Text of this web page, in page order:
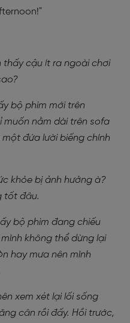
thấy cậu ít ra ngoài chơi
bộ phim mới trên
muốn nằm dài trên sofa
đứa lười biếng chính
khỏe bị ảnh hưởng à?
tốt đâu.
bộ phim đang chiếu
không thể dừng lại
hay mưa nên mình
xem xét lại lối sống
cân rồi đấy. Hồi trước,